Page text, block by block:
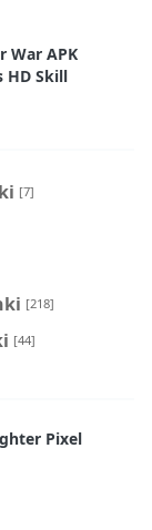
War APK
HD Skill
[7]
[218]
[44]
Pixel